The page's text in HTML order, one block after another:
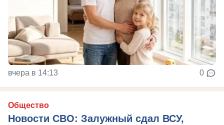
вчера в 14:13 0
Общество
Новости СВО: Залужный сдал ВСУ,